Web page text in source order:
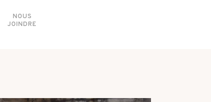
NOUS
JOINDRE